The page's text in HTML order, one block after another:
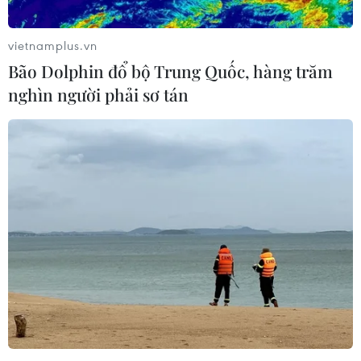
Nghệ An: Đám cháy rừng tại Nam Đàn
được khống chế sau nhiều giờ
Đàn (Nghệ An), ông Tô Bá Thắng cho biết vụ cháy rừng
nghiêm trọng trên địa bàn xã cơ bản đã được khống
chế sau hơn 12 giờ nỗ lực dập lửa.
vietnamplus.vn
Bão Dolphin đổ bộ Trung Quốc, hàng trăm
nghìn người phải sơ tán